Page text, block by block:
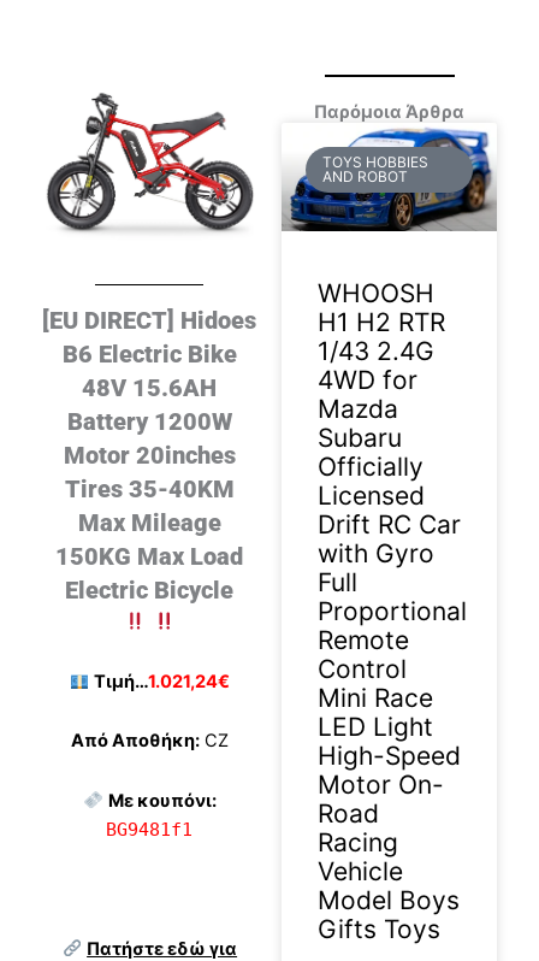
[EU DIRECT] Hidoes
B6 Electric Bike
48V 15.6AH
Battery 1200W
Motor 20inches
Tires 35-40KM
Max Mileage
150KG Max Load
Electric Bicycle
Τιμή…1.021,24€
Από Αποθήκη:CZ
Με κουπόνι:
BG9481f1
Πατήστε εδώ για
Παρόμοια Άρθρα
TOYS HOBBIES
AND ROBOT
WHOOSH
H1 H2 RTR
1/43 2.4G
4WD for
Mazda
Subaru
Officially
Licensed
Drift RC Car
with Gyro
Full
Proportional
Remote
Control
Mini Race
LED Light
High-Speed
Motor On-
Road
Racing
Vehicle
Model Boys
Gifts Toys